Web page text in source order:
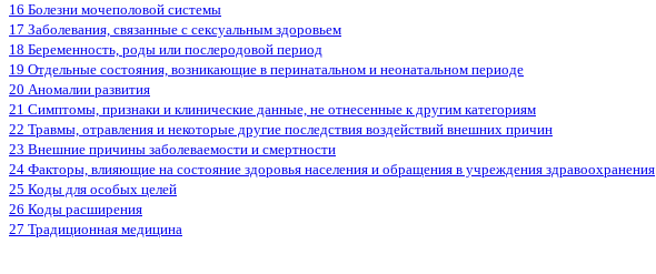
16 Болезни мочеполовой системы
17 Заболевания, связанные с сексуальным здоровьем
18 Беременность, роды или послеродовой период
19 Отдельные состояния, возникающие в перинатальном и неонатальном периоде
20 Аномалии развития
21 Симптомы, признаки и клинические данные, не отнесенные к другим категориям
22 Травмы, отравления и некоторые другие последствия воздействий внешних причин
23 Внешние причины заболеваемости и смертности
24 Факторы, влияющие на состояние здоровья населения и обращения в учреждения здравоохранения
25 Коды для особых целей
26 Коды расширения
27 Традиционная медицина